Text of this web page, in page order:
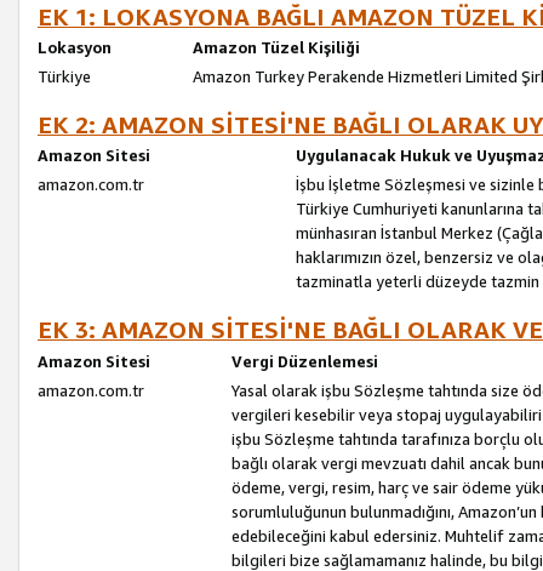
EK 1: LOKASYONA BAĞLI AMAZON TÜZEL
Lokasyon
Amazon Tüzel Kişiliği
Türkiye
Amazon Turkey Perakende Hizmetleri Limited
EK 2: AMAZON SİTESİ'NE BAĞLI OLARAK
Amazon Sitesi
Uygulanacak Hukuk ve
amazon.com.tr
İşbu İşletme Sözleşmesi ve sizinle
Türkiye Cumhuriyeti kanunlarına
münhasıran İstanbul Merkez
haklarımızın özel, benzersiz ve
tazminatla yeterli düzeyde
EK 3: AMAZON SİTESİ'NE BAĞLI OLARAK
Amazon Sitesi
Vergi Düzenlemesi
amazon.com.tr
Yasal olarak işbu Sözleşme tahtında size
vergileri kesebilir veya stopaj
işbu Sözleşme tahtında tarafınıza borçlu
bağlı olarak vergi mevzuatı dahil ancak
ödeme, vergi, resim, harç ve sair ödeme
sorumluluğunun bulunmadığını,
edebileceğini kabul edersiniz. Muhtelif
bilgileri bize sağlamamanız halinde, bu